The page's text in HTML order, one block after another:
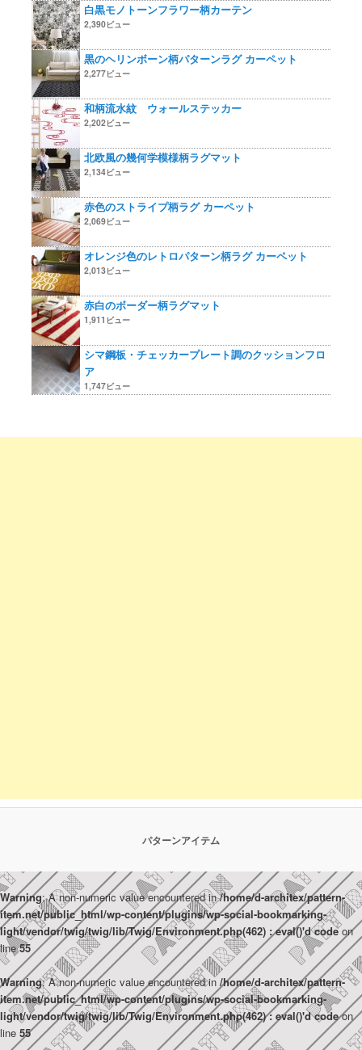
白黒モノトーンフラワー柄カーテン
2,390ビュー
黒のヘリンボーン柄パターンラグ カーペット
2,277ビュー
和柄流水紋 ウォールステッカー
2,202ビュー
北欧風の幾何学模様柄ラグマット
2,134ビュー
赤色のストライプ柄ラグ カーペット
2,069ビュー
オレンジ色のレトロパターン柄ラグ カーペット
2,013ビュー
赤白のボーダー柄ラグマット
1,911ビュー
シマ鋼板・チェッカープレート調のクッションフロ
ア
1,747ビュー
パターンアイテム
Warning: A non-numeric value encountered in/home/d-architex/pattern-
item.net/public_html/wp-content/plugins/wp-social-bookmarking-
light/vendor/twig/twig/lib/Twig/Environment.php(462) : eval()'d codeon
line55
Warning: A non-numeric value encountered in /home/d-architex/pattern-
item.net/public_html/wp-content/plugins/wp-social-bookmarking-
light/vendor/twig/twig/lib/Twig/Environment.php(462) : eval()'d codeon
line 55